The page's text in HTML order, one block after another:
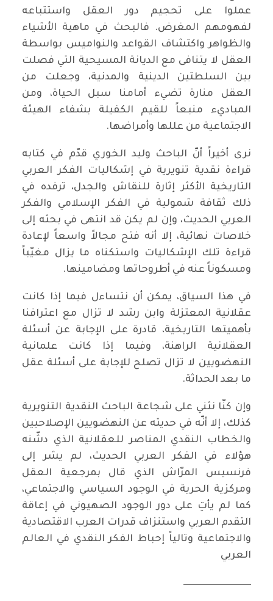
عملوا على تحجيم دور العقل واستتباعه
لفهومهم المغرض. فالبحث في ماهية الأشياء
والظواهر واكتشاف القواعد والنواميس بواسطة
العقل لا يتنافى مع الديانة المسيحية التي فصلت
بين السلطتين الدينية والمدنية، وجعلت من
العقل منارة تضيء أمامنا سبل الحياة، ومن
المباديء منبعاً للقيم الكفيلة بشفاء الهيئة
الاجتماعية من عللها وأمراضها.
نرى أخيراً أنّ الباحث وليد الخوري قدّم في كتابه
قراءة نقدية تنويرية في إشكاليات الفكر العربي
التاريخية الأكثر إثارة للنقاش والجدل، ترفده في
ذلك ثقافة شمولية في الفكر الإسلامي والفكر
العربي الحديث، وإن لم يكن قد انتهى في بحثه إلى
خلاصات نهائية، إلا أنه فتح مجالاً واسعاً لإعادة
قراءة تلك الإشكاليات واستكناه ما يزال مغيّباً
ومسكوناً عنه في أطروحاتها ومضامينها.
في هذا السياق، يمكن أن نتساءل فيما إذا كانت
عقلانية المعتزلة وابن رشد لا تزال مع اعترافنا
بأهميتها التاريخية، قادرة على الإجابة عن أسئلة
العقلانية الراهنة، وفيما إذا كانت علمانية
النهضويين لا تزال تصلح للإجابة على أسئلة عقل
ما بعد الحداثة.
وإن كنّا نثني على شجاعة الباحث النقدية التنويرية
كذلك، إلا أنّه في حديثه عن النهضويين الإصلاحيين
والخطاب النقدي المناصر للعقلانية الذي دشّنه
هؤلاء في الفكر العربي الحديث، لم يشر إلى
فرنسيس المرّاش الذي قال بمرجعية العقل
ومركزية الحرية في الوجود السياسي والاجتماعي،
كما لم يأتِ على دور الوجود الصهيوني في إعاقة
التقدم العربي واستنزاف قدرات العرب الاقتصادية
والاجتماعية وتالياً إحباط الفكر النقدي في العالم
العربي
ـــــــــــــــــــــــــــــــــــــ